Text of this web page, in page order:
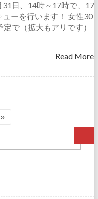
31日、14時～17時で、17
ューを行います！ 女性30
で（拡大もアリです）
Read More